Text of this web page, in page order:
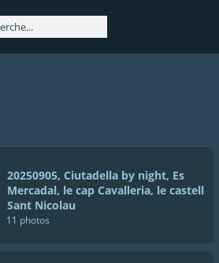
20250905, Ciutadella by night, Es
Mercadal, le cap Cavalleria, le castell
Sant Nicolau
11 photos